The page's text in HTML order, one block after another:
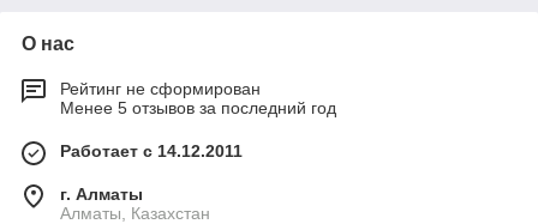
О нас
Рейтинг не сформирован
Менее 5 отзывов за последний год
Работает с 14.12.2011
г. Алматы
Алматы, Казахстан